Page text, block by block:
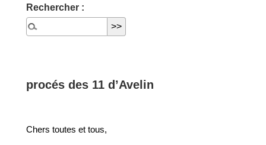
Rechercher :
procés des 11 d’Avelin
Chers toutes et tous,